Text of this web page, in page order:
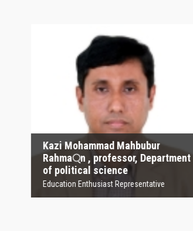
Kazi Mohammad Mahbubur
Rahma্‌n , professor, Department
of political science
Education Enthusiast Representative
Kazi Mohammad
Mahbubur Rahma্‌n ,
professor, Department
of political science
Education Enthusiast Representative